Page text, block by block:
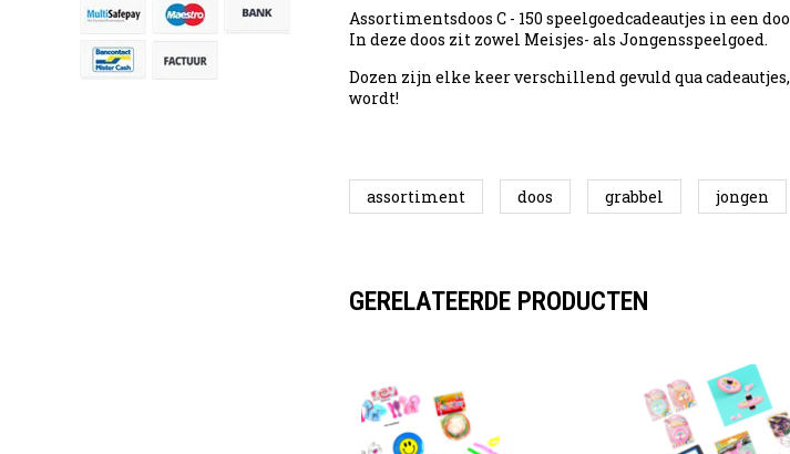
Assortimentsdoos C - 150 speelgoedcadeautjes in een
In deze doos zit zowel Meisjes- als Jongensspeelgoed.
Dozen zijn elke keer verschillend gevuld qua
wordt!
assortiment doos grabbel jongen
GERELATEERDE PRODUCTEN